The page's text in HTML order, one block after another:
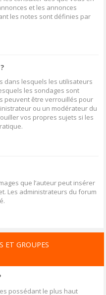
et les annonces
les notes sont définies par
dans lesquels les utilisateurs
les sondages sont
peuvent être verrouillés pour
ou un modérateur du
vos propres sujets si les
que l’auteur peut insérer
Les administrateurs du forum
ET GROUPES
possédant le plus haut